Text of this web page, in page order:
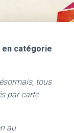
en catégorie
tous
par carte
au